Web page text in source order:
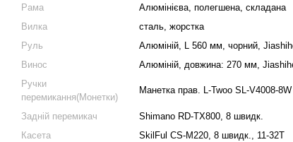
Рама
Алюмінієва, полегшена, складана
Вилка
сталь, жорстка
Руль
Алюмiнiй, L 560 мм, чорний,
Винос
Алюмiнiй, довжина: 270 мм,
Ручки
перемикання(Монетки)
Манетка прав. L-Twoo SL-V4008-
Задній перемикач
Shimano RD-TX800, 8 швидк.
Касета
SkilFul CS-M220, 8 швидк., 11-32Т